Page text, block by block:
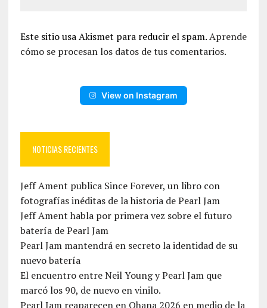
Este sitio usa Akismet para reducir el spam.Aprende
cómo se procesan los datos de tus comentarios.
View on Instagram
NOTICIAS RECIENTES
Jeff Ament publica Since Forever, un libro con
fotografías inéditas de la historia de Pearl Jam
Jeff Ament habla por primera vez sobre el futuro
batería de Pearl Jam
Pearl Jam mantendrá en secreto la identidad de su
nuevo batería
El encuentro entre Neil Young y Pearl Jam que
marcó los 90, de nuevo en vinilo.
Pearl Jam reaparecen en Ohana 2026 en medio de la